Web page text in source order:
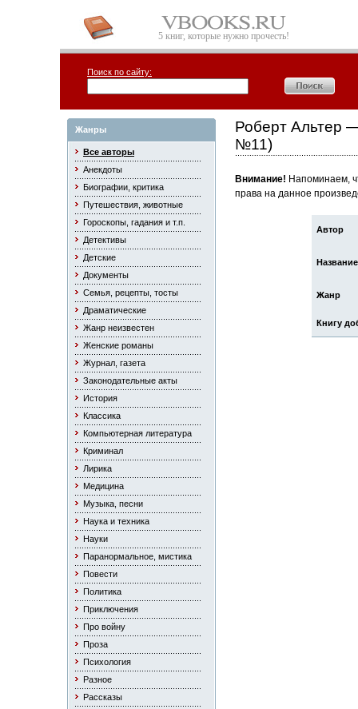
5 книг, которые нужно прочесть!
Поиск по сайту:
Жанры
Все авторы
Анекдоты
Биографии, критика
Путешествия, животные
Гороскопы, гадания и т.п.
Детективы
Детские
Документы
Семья, рецепты, тосты
Драматические
Жанр неизвестен
Женские романы
Журнал, газета
Законодательные акты
История
Классика
Компьютерная литература
Криминал
Лирика
Медицина
Музыка, песни
Наука и техника
Науки
Паранормальное, мистика
Повести
Политика
Приключения
Про войну
Проза
Психология
Разное
Рассказы
Роберт Альтер
№11)
Внимание! Напоминаем,
права на данное
Автор
Название
Жанр
Книгу